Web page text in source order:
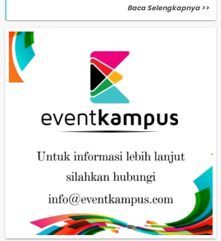
Baca Selengkapnya >>